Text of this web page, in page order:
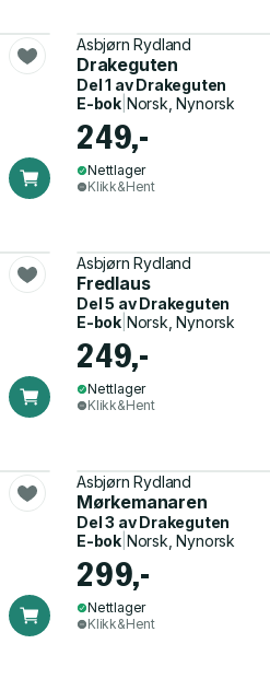
Asbjørn Rydland
Drakeguten
Del 1 avDrakeguten
E-bok Norsk, Nynorsk
249,-
Nettlager
Klikk&Hent
Asbjørn Rydland
Fredlaus
Del 5 avDrakeguten
E-bok Norsk, Nynorsk
249,-
Nettlager
Klikk&Hent
Asbjørn Rydland
Mørkemanaren
Del 3 avDrakeguten
E-bok Norsk, Nynorsk
299,-
Nettlager
Klikk&Hent